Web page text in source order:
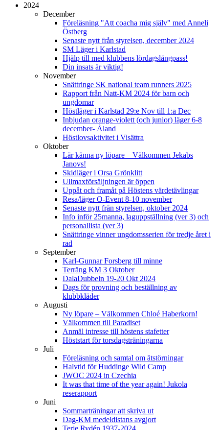
2024
December
Föreläsning "Att coacha mig själv" med Anneli
Östberg
Senaste nytt från styrelsen, december 2024
SM Läger i Karlstad
Hjälp till med klubbens lördagslångpass!
Din insats är viktig!
November
Snättringe SK national team runners 2025
Rapport från Natt-KM 2024 för barn och
ungdomar
Höstläger i Karlstad 29:e Nov till 1:a Dec
Inbjudan orange-violett (och junior) läger 6-8
december- Åland
Höstlovsaktivitet i Visättra
Oktober
Lär känna ny löpare – Välkommen Jekabs
Janovs!
Skidläger i Orsa Grönklitt
Ullmaxförsäljningen är öppen
Uppåt och framåt på Höstens värdetävlingar
Resa/läger O-Event 8-10 november
Senaste nytt från styrelsen, oktober 2024
Info inför 25manna, laguppställning (ver 3) och
personallista (ver 3)
Snättringe vinner ungdomsserien för tredje året i
rad
September
Karl-Gunnar Forsberg till minne
Terräng KM 3 Oktober
DalaDubbeln 19-20 Okt 2024
Dags för provning och beställning av
klubbkläder
Augusti
Ny löpare – Välkommen Chloé Haberkorn!
Välkommen till Paradiset
Anmäl intresse till höstens stafetter
Höststart för torsdagsträningarna
Juli
Föreläsning och samtal om ätstörningar
Halvtid för Huddinge Wild Camp
JWOC 2024 in Czechia
It was that time of the year again! Jukola
reserapport
Juni
Sommarträningar att skriva ut
Dag-KM medeldistans avgjort